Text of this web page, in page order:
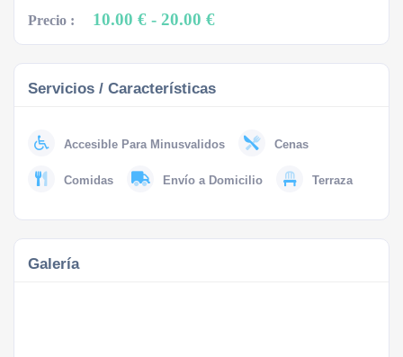
Precio : 10.00 € - 20.00 €
Servicios / Características
Accesible Para Minusvalidos Cenas
Comidas Envío a Domicilio Terraza
Galería